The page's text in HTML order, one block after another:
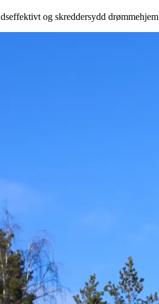
og skreddersydd drømmehjem